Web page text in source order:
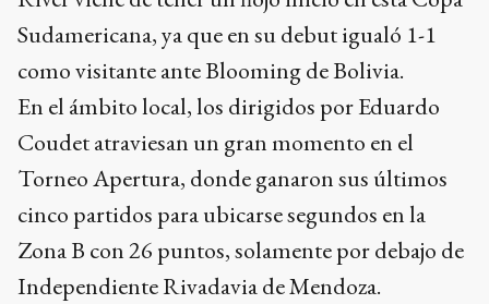
Sudamericana, ya que en su debut igualó 1-1
como visitante ante Blooming de Bolivia.
En el ámbito local, los dirigidos por Eduardo
Coudet atraviesan un gran momento en el
Torneo Apertura, donde ganaron sus últimos
cinco partidos para ubicarse segundos en la
Zona B con 26 puntos, solamente por debajo de
Independiente Rivadavia de Mendoza.